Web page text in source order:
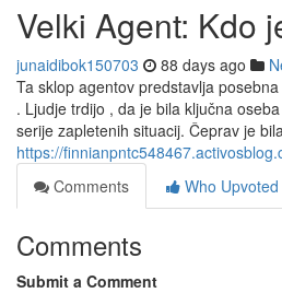
Velki Agent: Kdo
junaidibok150703 88 days ago
Ta sklop agentov predstavlja
. Ljudje trdijo , da je bila ključna
serije zapletenih situacij. Čeprav je
https://
Comments
Who Upvoted
Comments
Submit a Comment